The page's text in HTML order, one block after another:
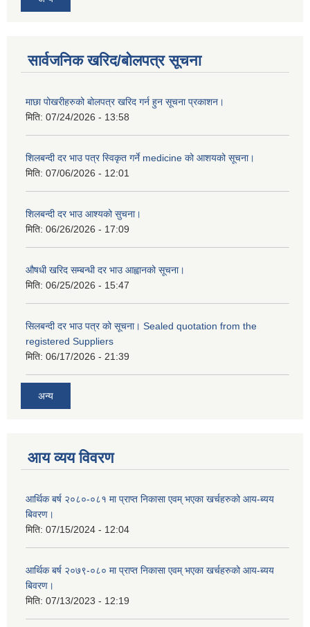
सार्वजनिक खरिद/बोलपत्र सूचना
माछा पोखरीहरुको बोलपत्र खरिद गर्न हुन सूचना प्रकाशन।
मिति: 07/24/2026 - 13:58
शिलबन्दी दर भाउ पत्र स्विकृत गर्ने medicine को आशयको सूचना।
मिति: 07/06/2026 - 12:01
शिलबन्दी दर भाउ आश्यको सुचना।
मिति: 06/26/2026 - 17:09
औषधी खरिद सम्बन्धी दर भाउ आह्वानको सूचना।
मिति: 06/25/2026 - 15:47
सिलबन्दी दर भाउ पत्र को सूचना। Sealed quotation from the
registered Suppliers
मिति: 06/17/2026 - 21:39
अन्य
आय व्यय विवरण
आर्थिक बर्ष २०८०-०८१ मा प्राप्त निकासा एवम् भएका खर्चहरुको आय-ब्यय
बिवरण।
मिति: 07/15/2024 - 12:04
आर्थिक बर्ष २०७९-०८० मा प्राप्त निकासा एवम् भएका खर्चहरुको आय-ब्यय
बिवरण।
मिति: 07/13/2023 - 12:19